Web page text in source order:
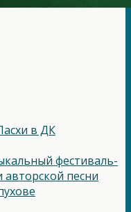
в ДК
фестиваль-
авторской песни